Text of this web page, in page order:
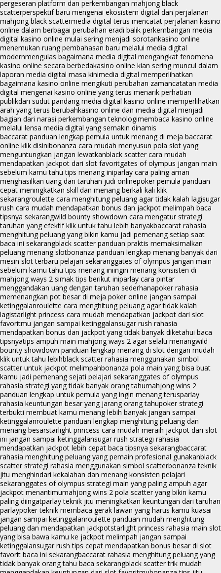
pergeseran platform dan perkembangan mahjong black
scatterperspektif baru mengenai ekosistem digital dan perjalanan
mahjong black scattermedia digital terus mencatat perjalanan kasino
online dalam berbagai perubahan eradi balik perkembangan media
digital kasino online mulai sering menjadi sorotankasino online
menemukan ruang pembahasan baru melalui media digital
modernmengulas bagaimana media digital mengangkat fenomena
kasino online secara berbedakasino online kian sering muncul dalam
laporan media digital masa kinimedia digital memperlihatkan
bagaimana kasino online mengikuti perubahan zamancatatan media
digital mengenai kasino online yang terus menarik perhatian
publikdari sudut pandang media digital kasino online memperlihatkan
arah yang terus berubahkasino online dan media digital menjadi
bagian dari narasi perkembangan teknologimembaca kasino online
melalui lensa media digital yang semakin dinamis
baccarat panduan lengkap pemula untuk menang di meja baccarat
online klik disinibonanza cara mudah menyusun pola slot yang
menguntungkan jangan lewatkanblack scatter cara mudah
mendapatkan jackpot dari slot favoritgates of olympus jangan main
sebelum kamu tahu tips menang iniparlay cara paling aman
menghasilkan uang dari taruhan judi onlinepoker pemula panduan
cepat meningkatkan skill dan menang berkali kali klik
sekarangroulette cara menghitung peluang agar tidak kalah lagisugar
rush cara mudah mendapatkan bonus dan jackpot melimpah baca
tipsnya sekarangwild bounty showdown cara mengatur strategi
taruhan yang efektif klik untuk tahu lebih banyakbaccarat rahasia
menghitung peluang yang bikin kamu jadi pemenang setiap saat
baca ini sekarangblack scatter panduan praktis memaksimalkan
peluang menang slotbonanza panduan lengkap menang banyak dari
mesin slot terbaru pelajari sekaranggates of olympus jangan main
sebelum kamu tahu tips menang iniingin menang konsisten di
mahjong ways 2 simak tips berikut iniparlay cara pintar
menggandakan uang dengan taruhan sederhanapoker rahasia
memenangkan pot besar di meja poker online jangan sampai
ketinggalanroulette cara menghitung peluang agar tidak kalah
lagistarlight princess cara mudah mendapatkan jackpot dari slot
favoritmu jangan sampai ketinggalansugar rush rahasia
mendapatkan bonus dan jackpot yang tidak banyak diketahui baca
tipsnyatips ampuh main mahjong ways 2 agar selalu menangwild
bounty showdown panduan lengkap menang di slot dengan mudah
klik untuk tahu lebihblack scatter rahasia menggunakan simbol
scatter untuk jackpot melimpahbonanza pola main yang bisa buat
kamu jadi pemenang sejati pelajari sekaranggates of olympus
rahasia strategi yang tidak banyak orang tahumahjong wins 2
panduan lengkap untuk pemula yang ingin menang terusparlay
rahasia keuntungan besar yang jarang orang tahupoker strategi
terbukti membuat kamu menang lebih banyak jangan sampai
ketinggalanroulette panduan lengkap menghitung peluang dan
menang besarstarlight princess cara mudah meraih jackpot dari slot
ini jangan sampai ketinggalansugar rush strategi rahasia
mendapatkan jackpot lebih cepat baca tipsnya sekarangbaccarat
rahasia menghitung peluang yang pemain profesional gunakanblack
scatter strategi rahasia menggunakan simbol scatterbonanza teknik
jitu menghindari kekalahan dan menang konsisten pelajari
sekaranggates of olympus strategi main yang paling ampuh agar
jackpot menantimumahjong wins 2 pola scatter yang bikin kamu
paling diingatparlay teknik jitu meningkatkan keuntungan dari taruhan
parlaypoker teknik membaca gerak lawan yang harus kamu kuasai
jangan sampai ketinggalanroulette panduan mudah menghitung
peluang dan mendapatkan jackpotstarlight princess rahasia main slot
yang bisa bawa kamu ke jackpot melimpah jangan sampai
ketinggalansugar rush tips cepat mendapatkan bonus besar di slot
favorit baca ini sekarangbaccarat rahasia menghitung peluang yang
tidak banyak orang tahu baca sekarangblack scatter trik mudah